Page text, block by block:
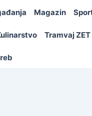
Magazin
Tramvaj ZET